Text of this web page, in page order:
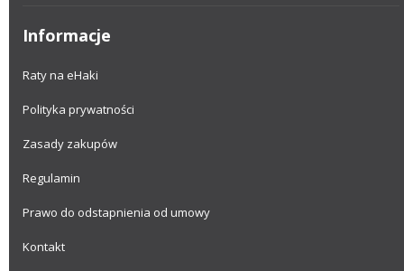
Informacje
Raty na eHaki
Polityka prywatności
Zasady zakupów
Regulamin
Prawo do odstapnienia od umowy
Kontakt